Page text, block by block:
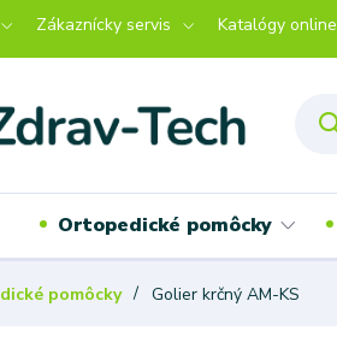
Zákaznícky servis Katalógy online
Ortopedické pomôcky
pomôcky Golier krčný AM-KS